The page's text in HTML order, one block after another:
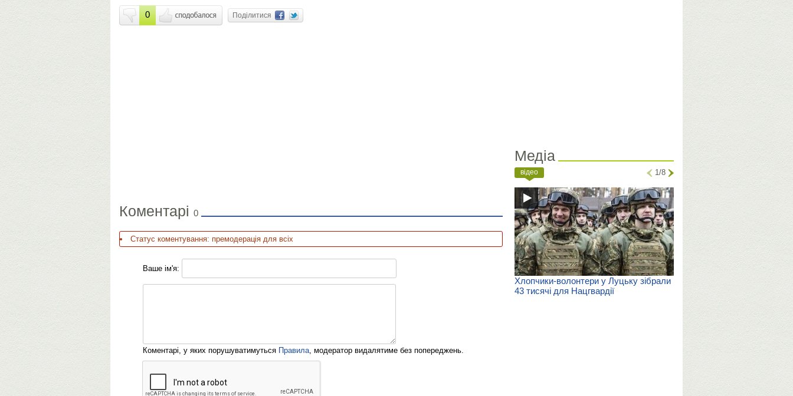
0 Поділитися
Коментарі 0
Статус коментування: премодерація для всіх
Ваше ім'я:
Коментарі, у яких порушуватимуться Правила, модератор видалятиме без попереджень.
Медіа
відео 1/8
Хлопчики-волонтери у Луцьку зібрали
43 тисячі для Нацгвардії